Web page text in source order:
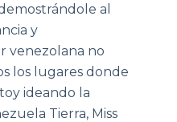
al
y
venezolana no
los lugares donde
ideando la
Tierra, Miss